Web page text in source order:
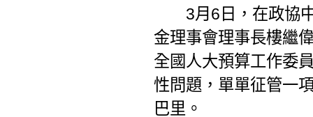
3月6日，在政協中
金理事會理事長樓繼
全國人大預算工作委
性問題，單單征管一
巴里 。